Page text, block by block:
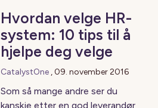
Hvordan velge HR-
system: 10 tips til å
hjelpe deg velge
CatalystOne ,09. november 2016
Som så mange andre ser du
kanskje etter en god leverandør